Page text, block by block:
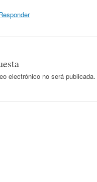
electrónico no será publicada.